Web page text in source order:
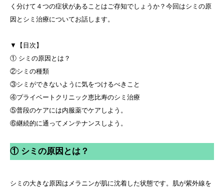
く分けて４つの症状があることはご存知でしょうか？今回はシミの原
因とシミ治療についてお話します。
▼【目次】
① シミの原因とは？
②シミの種類
③シミができないように気をつけるべきこと
④プライベートクリニック恵比寿のシミ治療
⑤普段のケアには内服薬でケアしよう。
⑥継続的に通ってメンテナンスしよう。
① シミの原因とは？
シミの大きな原因はメラニンが肌に沈着した状態です。肌が紫外線を